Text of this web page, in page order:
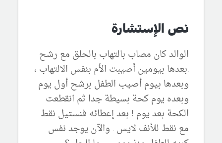
نص الإستشارة
الوالد كان مصاب بالتهاب بالحلق مع رشح
.بعدها بيومين أصيبت الأم بنفس الالتهاب ،
وبعدها بيوم أصيب الطفل برشح أول يوم
وبعده يوم كحة بسيطة جدا ثم انقطعت
الكحة بعد يوم ! بعد إعطائه فنستيل نقط
مع نقط للأنف لايس . والآن يوجد نفس